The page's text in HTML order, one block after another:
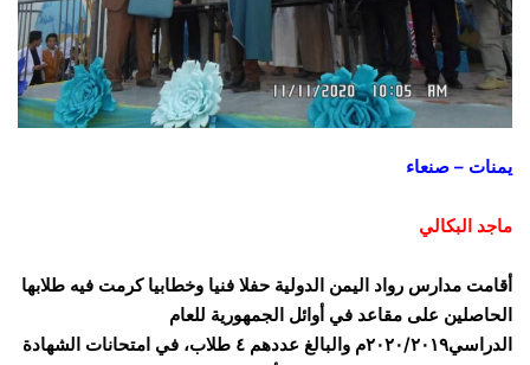
يمنات – صنعاء
ماجد البكالي
أقامت مدارس رواد اليمن الدولية حفلا فنيا وخطابيا كرمت فيه طلابها
الحاصلين على مقاعد في أوائل الجمهورية للعام
الدراسي٢٠٢٠/٢٠١٩م والبالغ عددهم ٤ طلاب، في امتحانات الشهادة